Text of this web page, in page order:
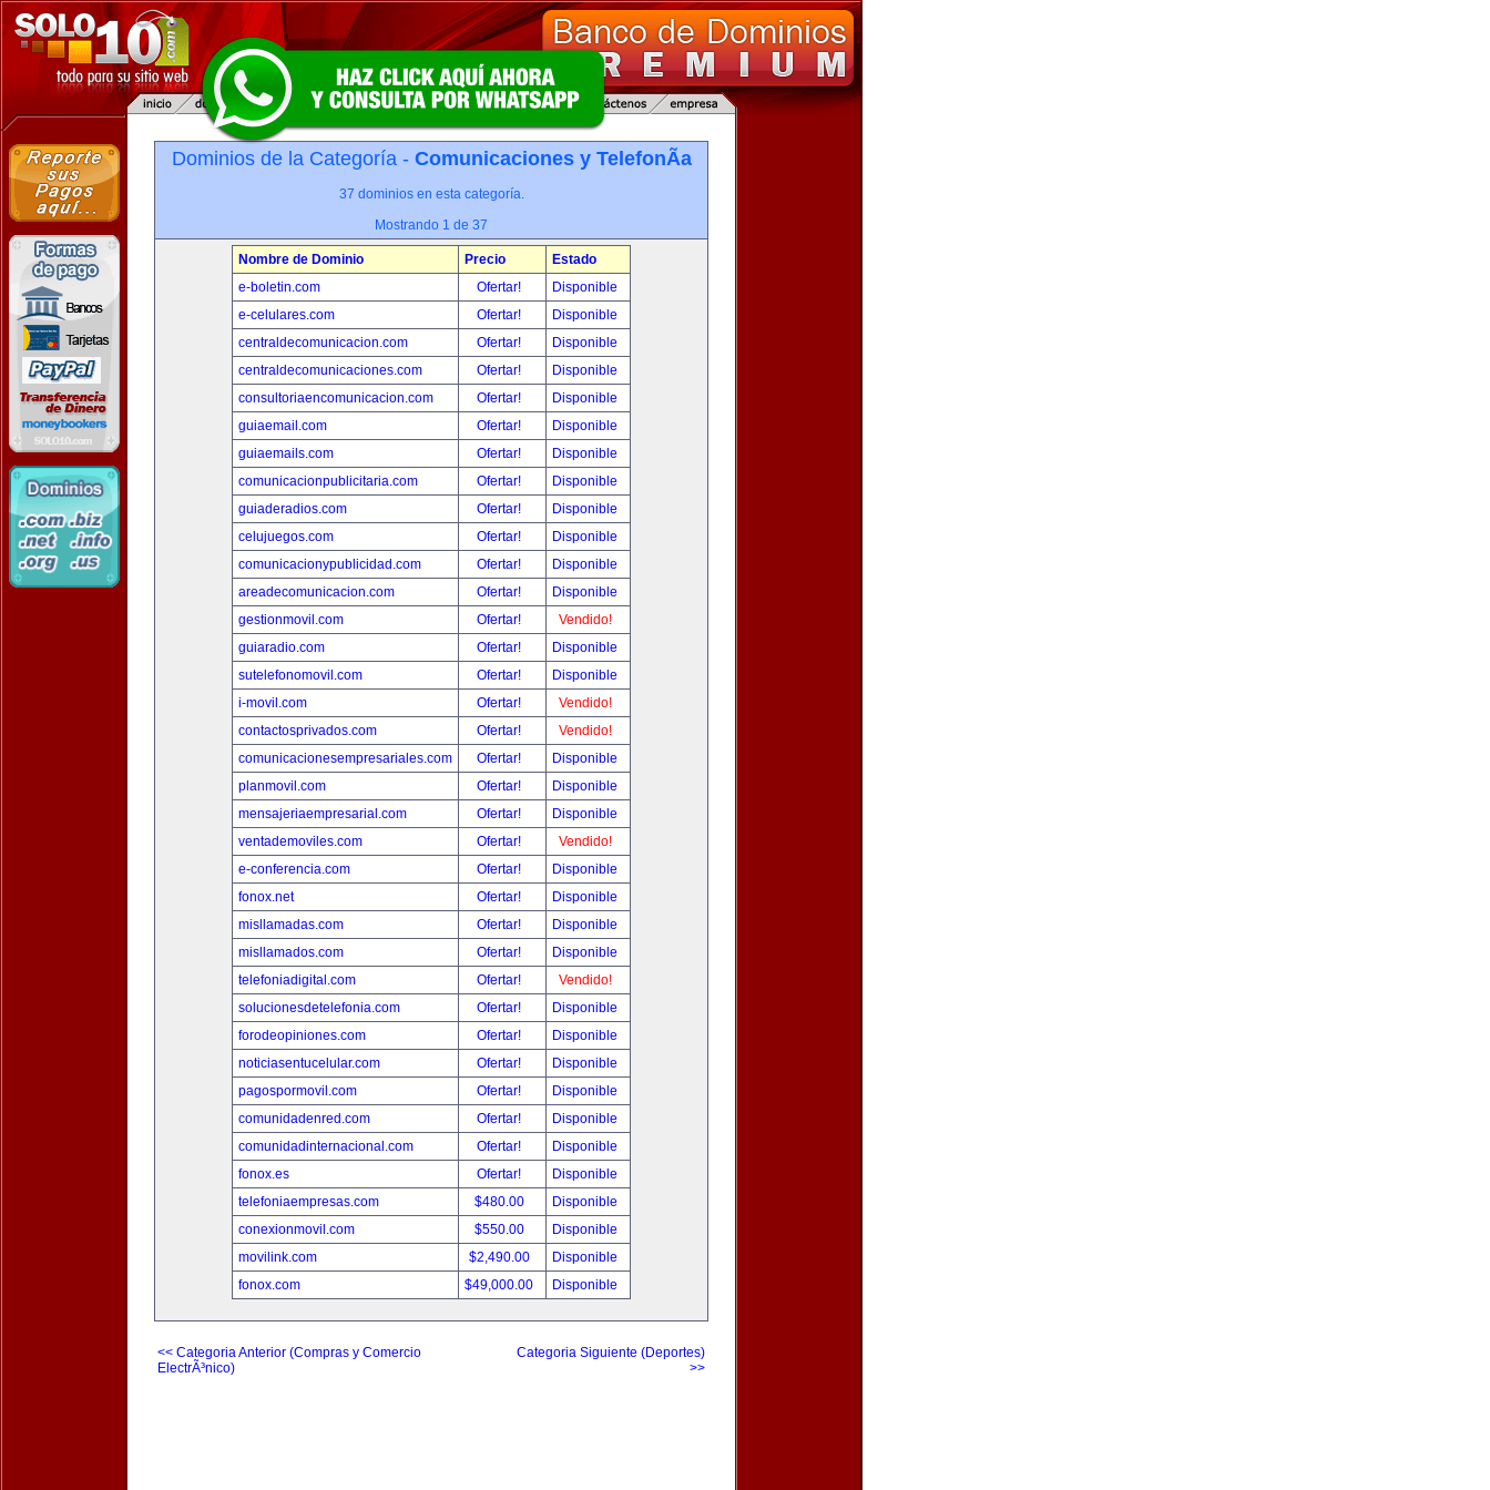
Dominios de la Categoría - Comunicaciones y TelefonÃ­a
37 dominios en esta categoría.
Mostrando 1 de 37
Nombre de Dominio Precio
Estado
e-boletin.com
Ofertar!
Disponible
e-celulares.com
Ofertar!
Disponible
centraldecomunicacion.com
Ofertar!
Disponible
centraldecomunicaciones.com
Ofertar!
Disponible
consultoriaencomunicacion.com
Ofertar!
Disponible
guiaemail.com
Ofertar!
Disponible
guiaemails.com
Ofertar!
Disponible
comunicacionpublicitaria.com
Ofertar!
Disponible
guiaderadios.com
Ofertar!
Disponible
celujuegos.com
Ofertar!
Disponible
comunicacionypublicidad.com
Ofertar!
Disponible
areadecomunicacion.com
Ofertar!
Disponible
gestionmovil.com
Ofertar!
Vendido!
guiaradio.com
Ofertar!
Disponible
sutelefonomovil.com
Ofertar!
Disponible
i-movil.com
Ofertar!
Vendido!
contactosprivados.com
Ofertar!
Vendido!
comunicacionesempresariales.com
Ofertar!
Disponible
planmovil.com
Ofertar!
Disponible
mensajeriaempresarial.com
Ofertar!
Disponible
ventademoviles.com
Ofertar!
Vendido!
e-conferencia.com
Ofertar!
Disponible
fonox.net
Ofertar!
Disponible
misllamadas.com
Ofertar!
Disponible
misllamados.com
Ofertar!
Disponible
telefoniadigital.com
Ofertar!
Vendido!
solucionesdetelefonia.com
Ofertar!
Disponible
forodeopiniones.com
Ofertar!
Disponible
noticiasentucelular.com
Ofertar!
Disponible
pagospormovil.com
Ofertar!
Disponible
comunidadenred.com
Ofertar!
Disponible
comunidadinternacional.com
Ofertar!
Disponible
fonox.es
Ofertar!
Disponible
telefoniaempresas.com
$480.00
Disponible
conexionmovil.com
$550.00
Disponible
movilink.com
$2,490.00
Disponible
fonox.com
$49,000.00 Disponible
<< Categoria Anterior (Compras y Comercio
ElectrÃ³nico)
Categoria Siguiente (Deportes)
>>